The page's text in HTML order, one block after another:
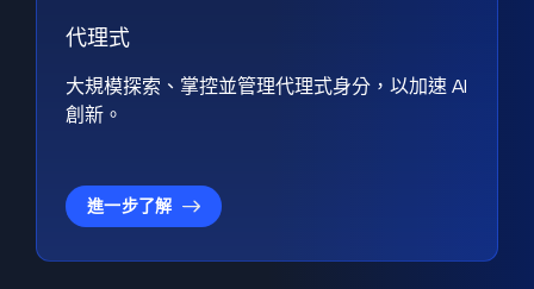
代理式
大規模探索、掌控並管理代理式身分，以加速 AI
創新。
進一步了解